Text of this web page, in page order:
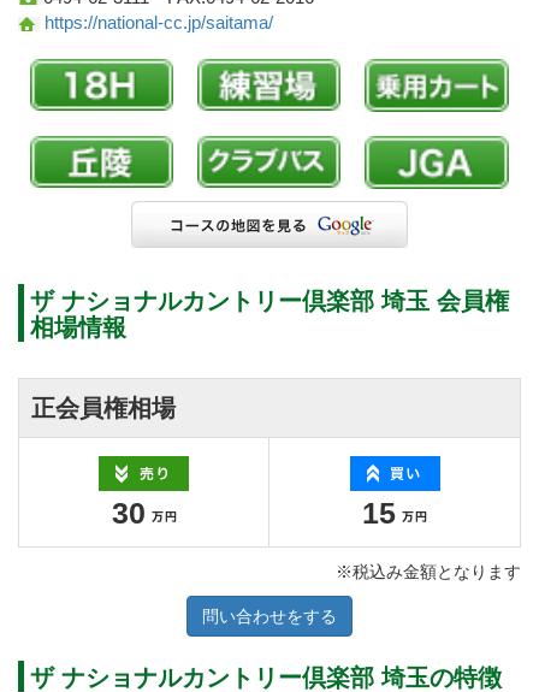
https://national-cc.jp/saitama/
ザ ナショナルカントリー倶楽部 埼玉 会員権
相場情報
正会員権相場
30 15
※税込み金額となります
問い合わせをする
ザ ナショナルカントリー倶楽部 埼玉の特徴